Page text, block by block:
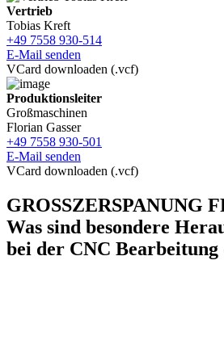
Vertrieb
Tobias Kreft
+49 7558 930-514
E-Mail senden
VCard downloaden (.vcf)
Produktionsleiter
Großmaschinen
Florian Gasser
+49 7558 930-501
E-Mail senden
VCard downloaden (.vcf)
GROSSZERSPANUNG
Was sind besondere
bei der CNC